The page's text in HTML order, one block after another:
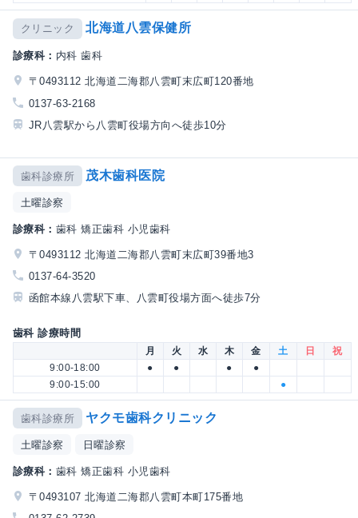
クリニック 北海道八雲保健所
診療科： 内科 歯科
〒0493112 北海道二海郡八雲町末広町120番地
0137-63-2168
JR八雲駅から八雲町役場方向へ徒歩10分
歯科診療所 茂木歯科医院
土曜診察
診療科： 歯科 矯正歯科 小児歯科
〒0493112 北海道二海郡八雲町末広町39番地3
0137-64-3520
函館本線八雲駅下車、八雲町役場方面へ徒歩7分
歯科 診療時間
月 火 水 木 金 土 日
祝
9:00-18:00
● ● ●
●
9:00-15:00
●
歯科診療所 ヤクモ歯科クリニック
土曜診察 日曜診察
診療科： 歯科 矯正歯科 小児歯科
〒0493107 北海道二海郡八雲町本町175番地